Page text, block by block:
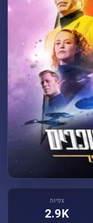
צפיות
2.9K